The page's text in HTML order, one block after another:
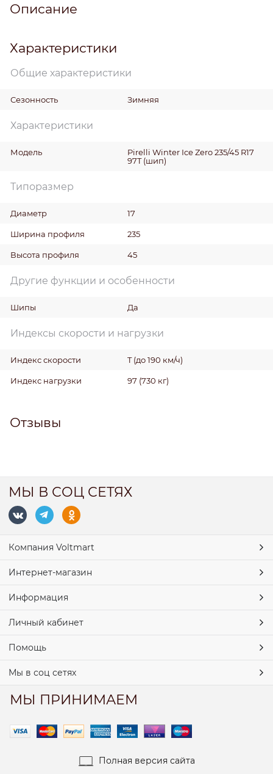
Описание
Характеристики
Общие характеристики
Сезонность Зимняя
Характеристики
Модель
Pirelli Winter Ice Zero 235/45 R17
97T (шип)
Типоразмер
Диаметр 17
Ширина профиля 235
Высота профиля 45
Другие функции и особенности
Шипы Да
Индексы скорости и нагрузки
Индекс скорости T (до 190 км/ч)
Индекс нагрузки 97 (730 кг)
Отзывы
МЫ В СОЦ СЕТЯХ
Компания Voltmart
Интернет-магазин
Информация
Личный кабинет
Помощь
Мы в соц сетях
МЫ ПРИНИМАЕМ
Полная версия сайта